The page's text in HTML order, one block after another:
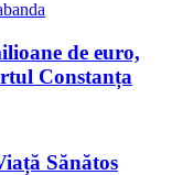
de euro,
Constanța
Sănătos